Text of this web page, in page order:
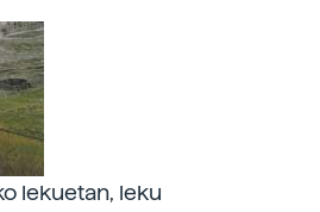
lekuetan, leku